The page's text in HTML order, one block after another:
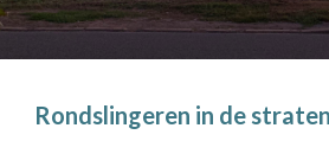
Rondslingeren in de